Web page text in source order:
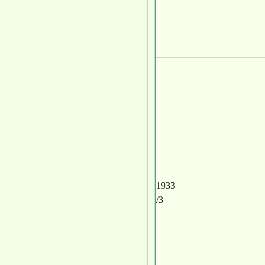
1933
/3